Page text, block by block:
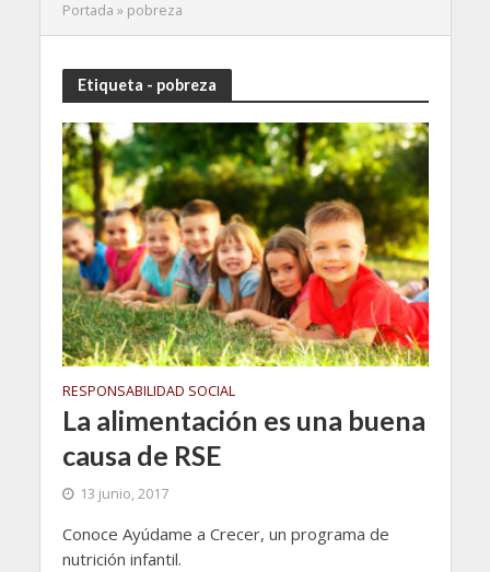
Portada » pobreza
Etiqueta - pobreza
RESPONSABILIDAD SOCIAL
La alimentación es una buena
causa de RSE
13 junio, 2017
Conoce Ayúdame a Crecer, un programa de
nutrición infantil.